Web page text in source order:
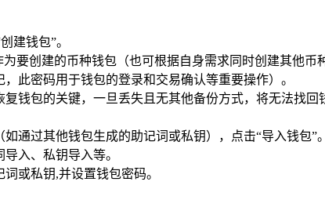
建钱包”。
要创建的币种钱包（也可根据自身需求同时创建其他币
此密码用于钱包的登录和交易确认等重要操作）。
钱包的关键，一旦丢失且无其他备份方式，将无法找
通过其他钱包生成的助记词或私钥），点击“导入钱包”。
入、私钥导入等。
或私钥,并设置钱包密码。